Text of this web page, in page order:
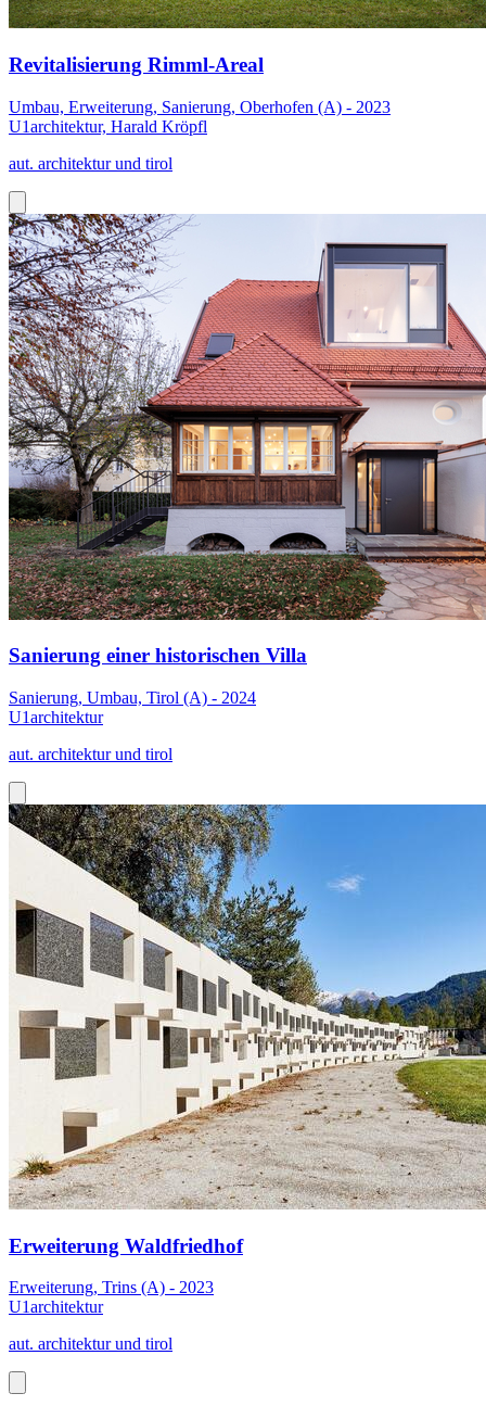
Revitalisierung Rimml-Areal
Umbau, Erweiterung, Sanierung, Oberhofen (A) - 2023
U1architektur, Harald Kröpfl
aut. architektur und tirol
Sanierung einer historischen Villa
Sanierung, Umbau, Tirol (A) - 2024
U1architektur
aut. architektur und tirol
Erweiterung Waldfriedhof
Erweiterung, Trins (A) - 2023
U1architektur
aut. architektur und tirol